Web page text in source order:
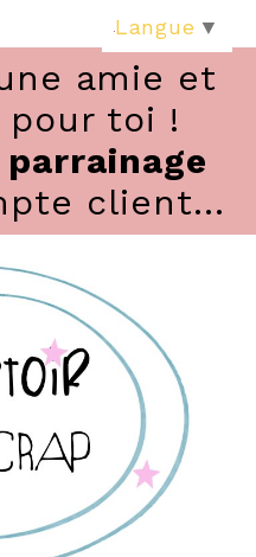
amie et
pour toi !
parrainage
client...
Langue ▼